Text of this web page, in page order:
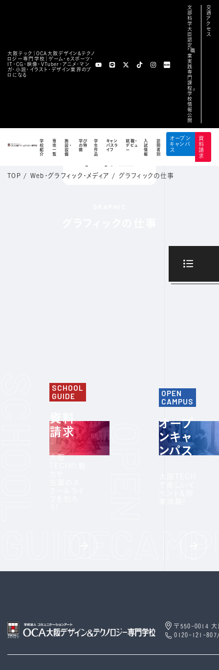
大阪テック｜OCA⼤阪デザイン&テクノ
ロジー専⾨学校｜ゲーム・eスポーツ・
IT・CG・映像・VTuber・アニメ・マン
ガ・小説・イラスト・デザイン業界のプ
ロになる
文
部
科
学
大
臣
認
定
「職
業
実
践
専
門
課
程」
学
校
情
報
公
開
交
通
ア
ク
セ
ス
学
校
紹
介
専
攻
一
覧
施
設・
設
備
学び
の特
徴
学
生
作
品
キャン
パスラ
イフ
就職・
デビュ
ー
入
試
情
報
訪
問
者
別
オープン
キャンパ
ス
資
料
請
求
TOP / Web・グラフィック・メディア / グラフィックの仕事
SCHOOL
GUIDE
資料
請求
大阪
OPEN
CAMPUS
オープ
ンキャ
ンパス
で楽しいイ
ベント＆授
業体験!
〒550-0014 大
0120-121-